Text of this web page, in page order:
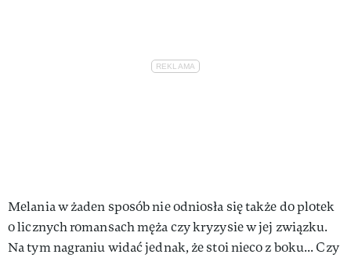
Melania w żaden sposób nie odniosła się także do plotek
o licznych romansach męża czy kryzysie w jej związku.
Na tym nagraniu widać jednak, że stoi nieco z boku... Czy